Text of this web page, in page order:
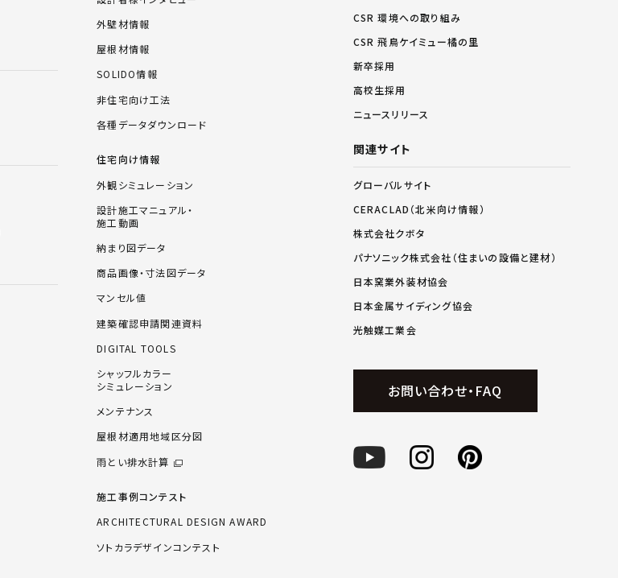
外壁材情報
屋根材情報
SOLIDO情報
非住宅向け工法
各種データダウンロード
住宅向け情報
外観シミュレーション
設計施工マニュアル・
施工動画
納まり図データ
商品画像・寸法図データ
マンセル値
建築確認申請関連資料
DIGITAL TOOLS
シャッフルカラー
シミュレーション
メンテナンス
屋根材適用地域区分図
雨とい排水計算
施工事例コンテスト
ARCHITECTURAL DESIGN AWARD
ソトカラデザインコンテスト
CSR 環境への取り組み
CSR 飛鳥ケイミュー橘の里
新卒採用
高校生採用
ニュースリリース
関連サイト
グローバルサイト
CERACLAD（北米向け情報）
株式会社クボタ
パナソニック株式会社（住まいの設備と建材）
日本窯業外装材協会
日本金属サイディング協会
光触媒工業会
お問い合わせ・FAQ